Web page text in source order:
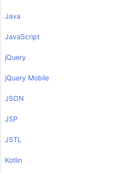
Java
JavaScript
jQuery
jQuery Mobile
JSON
JSP
JSTL
Kotlin